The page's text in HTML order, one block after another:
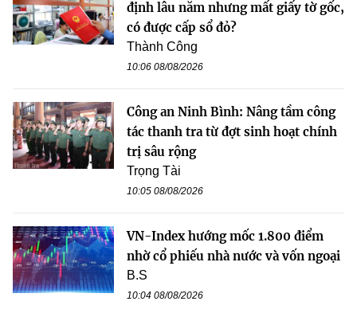
định lâu năm nhưng mất giấy tờ gốc,
có được cấp sổ đỏ?
Thành Công
10:06 08/08/2026
Công an Ninh Bình: Nâng tầm công
tác thanh tra từ đợt sinh hoạt chính
trị sâu rộng
Trọng Tài
10:05 08/08/2026
VN-Index hướng mốc 1.800 điểm
nhờ cổ phiếu nhà nước và vốn ngoại
B.S
10:04 08/08/2026